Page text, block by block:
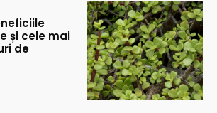
și cele mai
de